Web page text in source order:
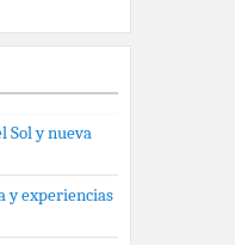
Sol y nueva
y experiencias